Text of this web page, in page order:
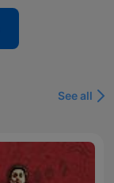
See all